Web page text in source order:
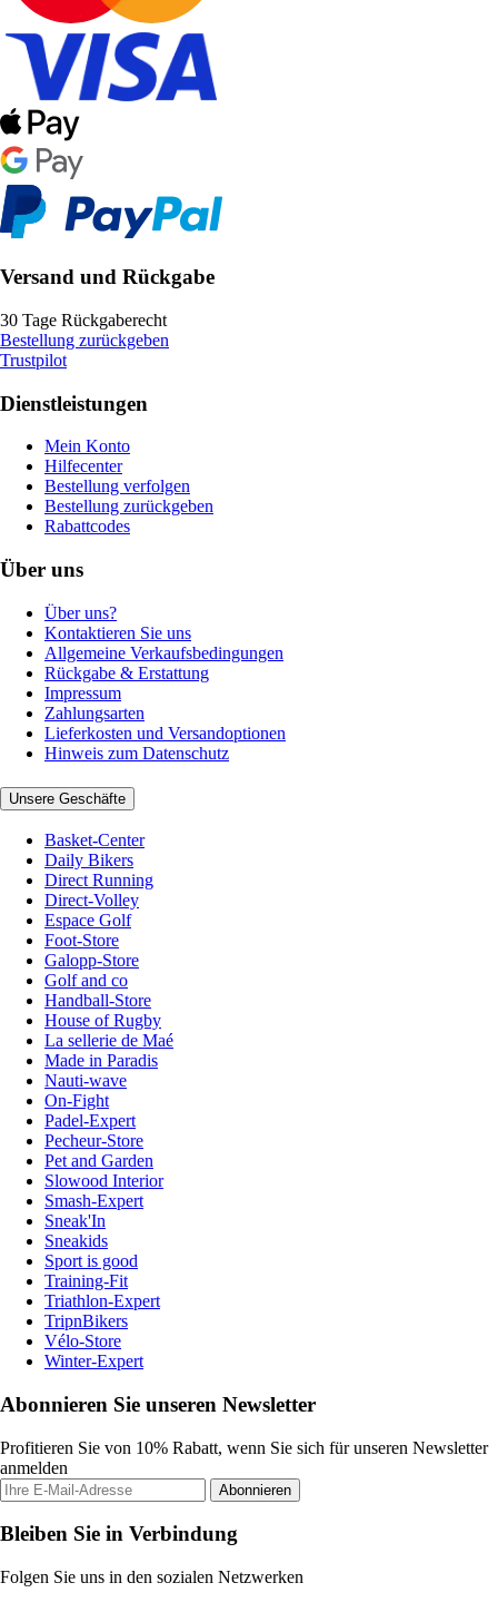
Versand und Rückgabe
30 Tage Rückgaberecht
Bestellung zurückgeben
Trustpilot
Dienstleistungen
Mein Konto
Hilfecenter
Bestellung verfolgen
Bestellung zurückgeben
Rabattcodes
Über uns
Über uns?
Kontaktieren Sie uns
Allgemeine Verkaufsbedingungen
Rückgabe & Erstattung
Impressum
Zahlungsarten
Lieferkosten und Versandoptionen
Hinweis zum Datenschutz
Unsere Geschäfte
Basket-Center
Daily Bikers
Direct Running
Direct-Volley
Espace Golf
Foot-Store
Galopp-Store
Golf and co
Handball-Store
House of Rugby
La sellerie de Maé
Made in Paradis
Nauti-wave
On-Fight
Padel-Expert
Pecheur-Store
Pet and Garden
Slowood Interior
Smash-Expert
Sneak'In
Sneakids
Sport is good
Training-Fit
Triathlon-Expert
TripnBikers
Vélo-Store
Winter-Expert
Abonnieren Sie unseren Newsletter
Profitieren Sie von 10% Rabatt, wenn Sie sich für unseren Newsletter
anmelden
Abonnieren
Bleiben Sie in Verbindung
Folgen Sie uns in den sozialen Netzwerken